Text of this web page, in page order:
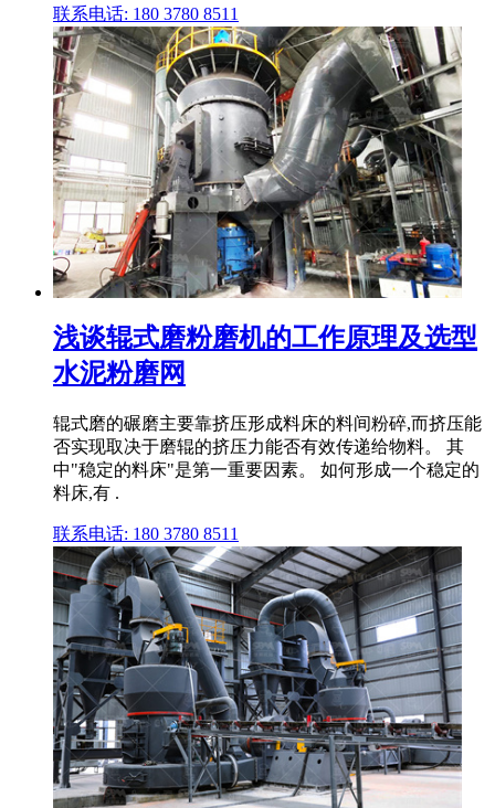
联系电话: 180 3780 8511
浅谈辊式磨粉磨机的工作原理及选型
水泥粉磨网
辊式磨的碾磨主要靠挤压形成料床的料间粉碎,而挤压能
否实现取决于磨辊的挤压力能否有效传递给物料。 其
中"稳定的料床"是第一重要因素。 如何形成一个稳定的
料床,有 .
联系电话: 180 3780 8511